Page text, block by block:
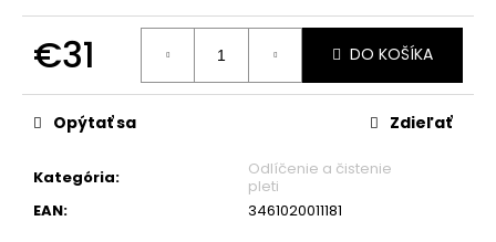
€31
cena:
DO KOŠÍKA
Kategória:
Odlíčenie a čistenie
pleti
EAN: 3461020011181
Opýtať sa Zdieľať